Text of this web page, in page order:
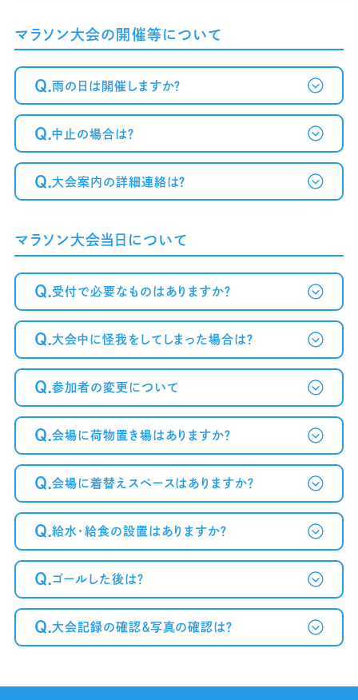
マラソン大会の開催等について
Q.雨の日は開催しますか？
Q.中止の場合は？
Q.大会案内の詳細連絡は？
マラソン大会当日について
Q.受付で必要なものはありますか？
Q.大会中に怪我をしてしまった場合は？
Q.参加者の変更について
Q.会場に荷物置き場はありますか？
Q.会場に着替えスペースはありますか？
Q.給水・給食の設置はありますか？
Q.ゴールした後は？
Q.大会記録の確認＆写真の確認は？